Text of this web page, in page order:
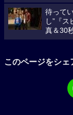
待って
し”『
真＆30
このページをシェ